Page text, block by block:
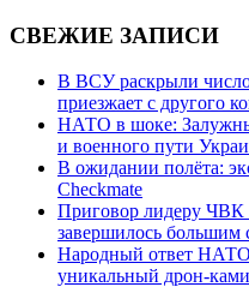
СВЕЖИЕ ЗАПИСИ
В ВСУ раскрыли
приезжает с другого
НАТО в шоке:
и военного пути
В ожидании полёта:
Checkmate
Приговор лидеру ЧВК
завершилось большим
Народный ответ
уникальный дрон-